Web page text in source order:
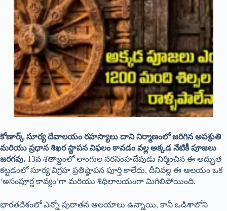
కోణార్క్ సూర్య దేవాలయం రహస్యాలు దాని నిర్మాణంలో జరిగిన అపశ్రుతి
మరియు ప్రధాన శిఖర స్థాపన విఫలం కావడం వల్ల అక్కడ నేటికీ పూజలు
జరగవు. 13వ శతాబ్దంలో లాంగుల నరసింహదేవుడు నిర్మించిన ఈ అద్భుత
కట్టడంలో సూర్య విగ్రహ ప్రతిష్ఠాపన పూర్తి కాలేదు. దీనివల్ల ఈ ఆలయం ఒక
‘అసంపూర్ణ కావ్యం’గా మరియు శిథిలాలయంగా మిగిలిపోయింది.
భారతదేశంలో ఎన్నో పురాతన ఆలయాలు ఉన్నాయి, కానీ ఒడిశాలోని